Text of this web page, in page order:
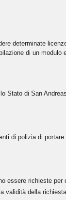
determinate
di un modulo
Stato di San
di polizia di
essere richieste
validità della richiesta.